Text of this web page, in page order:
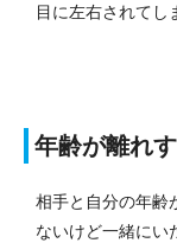
目に左右されてし
年齢が離れ
相手と自分の年齢
ないけど一緒にい